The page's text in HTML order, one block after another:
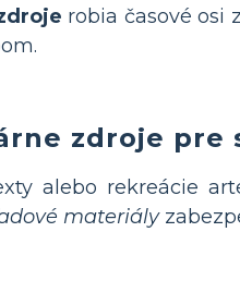
robia časové osi
zdroje pre
alebo rekreácie
materiály